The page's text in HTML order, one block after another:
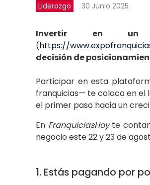
Liderazgo 30 Junio 2025
Invertir en un
(https://
decisión de
Participar en esta
franquicias— te coloca en el
el primer paso hacia un
En FranquiciasHoyte
negocio este 22 y 23 de
1. Estás pagando por